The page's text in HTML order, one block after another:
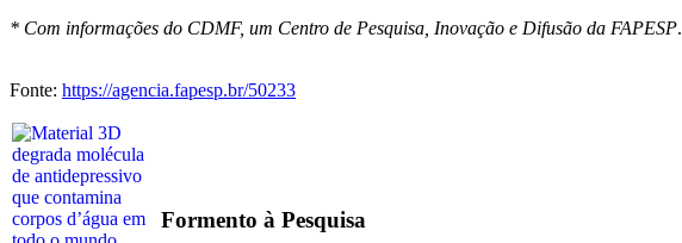
* Com informações do CDMF, um Centro de Pesquisa, Inovação e Difusão da FAPESP.
Fonte: https://agencia.fapesp.br/50233
Formento à Pesquisa